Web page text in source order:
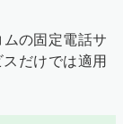
の固定電話サ
だけでは適用